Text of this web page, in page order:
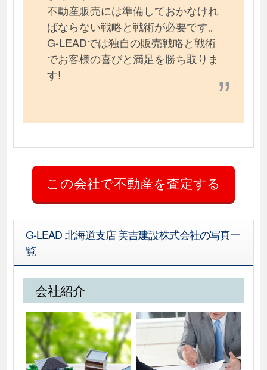
不動産販売には準備しておかなけれ
ばならない戦略と戦術が必要です。
G-LEADでは独自の販売戦略と戦術
でお客様の喜びと満足を勝ち取りま
す!
G-LEAD 北海道支店 美吉建設株式会社の写真一
覧
会社紹介